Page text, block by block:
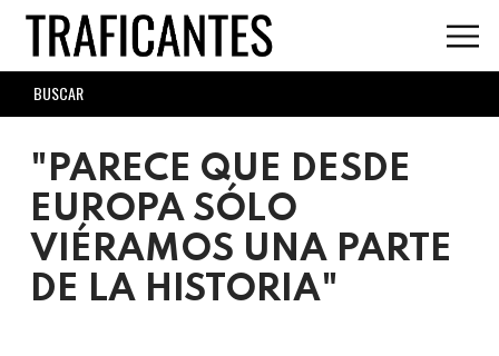
Skip
main
content
SEARCH
FORM
"PARECE QUE DESDE
EUROPA SÓLO
VIÉRAMOS UNA PARTE
DE LA HISTORIA"